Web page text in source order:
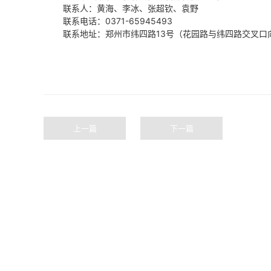
联系人：黄海、李冰、张超钦、袁野
联系电话： 0371-65945493
联系地址：郑州市纬四路13号（花园路与纬四
上一篇 下一篇